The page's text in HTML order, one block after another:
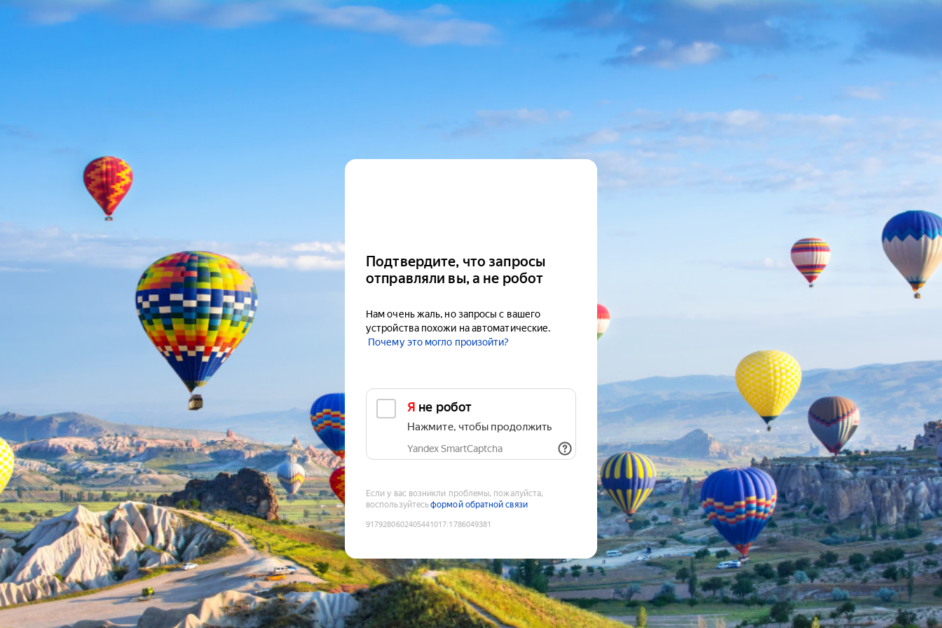
Подтвердите, что запросы
отправляли вы, а не робот
Нам очень жаль, но запросы с вашего
устройства похожи на автоматические.
Почему это могло произойти?
Я не робот
Нажмите, чтобы продолжить
Yandex SmartCaptcha
Если у вас возникли проблемы, пожалуйста,
воспользуйтесьформой обратной связи
9179280602405441017:1786049381